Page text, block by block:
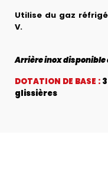
Utilise du gaz
V.
Arrière inox disponible
DOTATION DE BASE :
glissières